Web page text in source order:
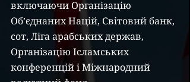
включаючи Організацію
Об’єднаних Націй, Світовий банк,
сот, Ліга арабських держав,
Організацію Ісламських
конференцій і Міжнародний